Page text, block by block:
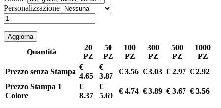
Personalizzazione
Quantità
20
PZ
50
PZ
100
PZ
300
PZ
500
PZ
1000
PZ
Prezzo senza Stampa
€
4.65
€
3.87
€ 3.56 € 3.03 € 2.97 € 2.92
Prezzo Stampa 1
Colore
€
8.37
€
5.69
€ 4.74 € 3.89 € 3.67 € 3.56